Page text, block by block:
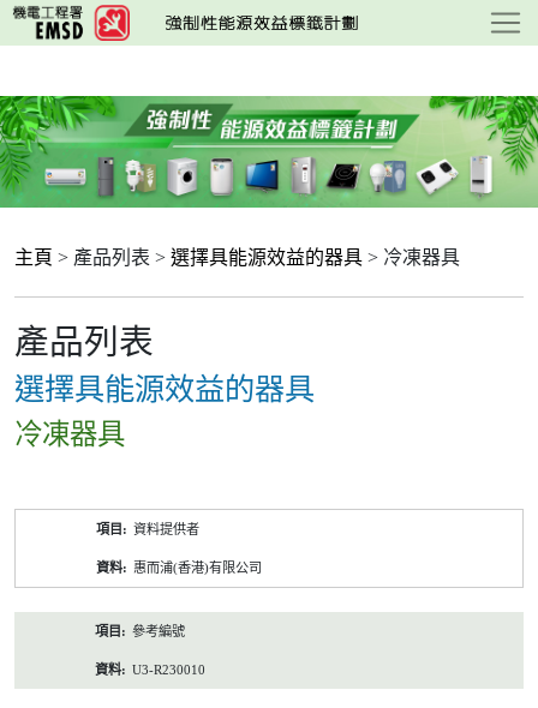
跳
至
要
內
容
主頁 > 產品列表 > 選擇具能源效益的器具 > 冷凍器具
產品列表
選擇具能源效益的器具
冷凍器具
資料提供者
惠而浦(香港)有限公司
參考編號
U3-R230010